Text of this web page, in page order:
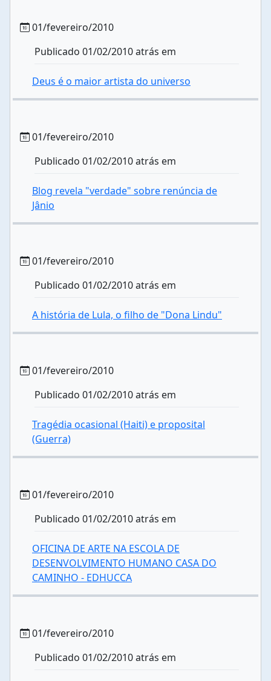
01/fevereiro/2010
Publicado 01/02/2010 atrás em
Deus é o maior artista do universo
01/fevereiro/2010
Publicado 01/02/2010 atrás em
Blog revela "verdade" sobre renúncia de
Jânio
01/fevereiro/2010
Publicado 01/02/2010 atrás em
A história de Lula, o filho de "Dona Lindu"
01/fevereiro/2010
Publicado 01/02/2010 atrás em
Tragédia ocasional (Haiti) e proposital
(Guerra)
01/fevereiro/2010
Publicado 01/02/2010 atrás em
OFICINA DE ARTE NA ESCOLA DE
DESENVOLVIMENTO HUMANO CASA DO
CAMINHO - EDHUCCA
01/fevereiro/2010
Publicado 01/02/2010 atrás em